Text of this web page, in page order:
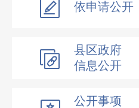
依申请公开
县区政府
信息公开
公开事项